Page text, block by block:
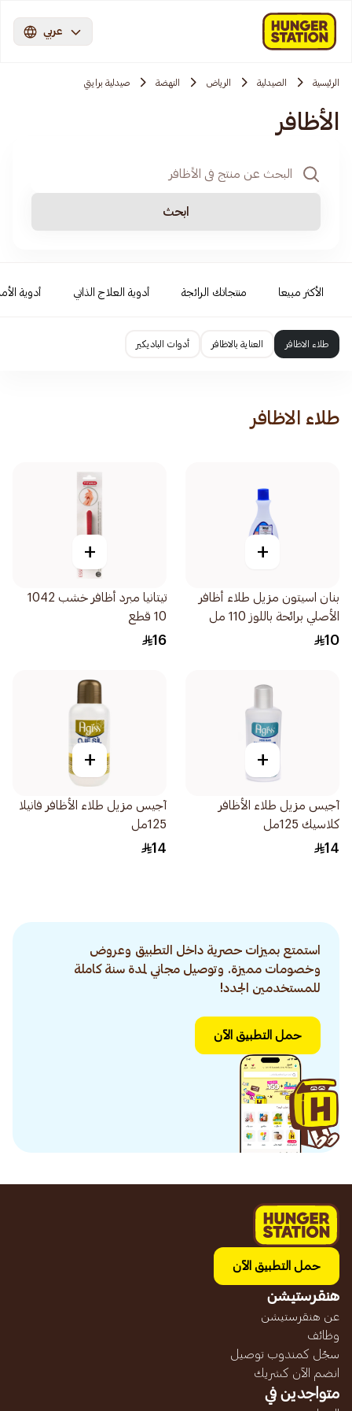
عربي
الرئيسية الصيدلية الرياض النهضة صيدلية برايتي
الأظافر
ابحث
الأكثر مبيعا منتجاتك الرائجة أدوية العلاج الذاتي أدوية
طلاء الاظافر العناية بالاظافر أدوات الباديكير
طلاء الاظافر
+
بنان اسيتون مزيل طلاء أظافر
الأصلي برائحة باللوز 110 مل
10
+
تيتانيا مبرد أظافر خشب 1042
10 قطع
16
+
آجيس مزيل طلاء الأظافر
كلاسيك 125مل
14
+
آجيس مزيل طلاء الأظافر فانيلا
125مل
14
استمتع بميزات حصرية داخل التطبيق وعروض
وخصومات مميزة. وتوصيل مجاني لمدة سنة كاملة
للمستخدمين الجدد!
حمل التطبيق الآن
حمل التطبيق الآن
هنقرستيشن
عن هنقرستيشن
وظائف
سجّل كمندوب توصيل
انضم الآن كشريك
متواجدين في